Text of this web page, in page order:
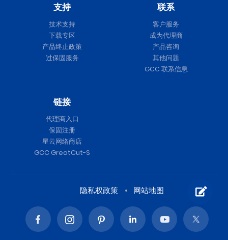
支持
技术支持
下载专区
产品终止政策
过保固服务
联系
客户服务
成为代理商
产品咨询
其他问题
GCC 联系信息
链接
代理商入口
保固注册
星云网络商店
GCC GreatCut-S
隐私权政策 网站地图